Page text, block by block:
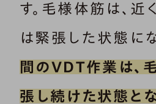
す。毛様体筋は、近
は緊張した状態にな
間のVDT作業は、
張し続けた状態と